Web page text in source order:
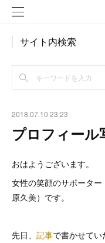
サイト内検索
2018.07.10 23:23
プロフィール
おはようございます。
女性の笑顔のサポータ
原久美）です。
先日、 記事で書かせて